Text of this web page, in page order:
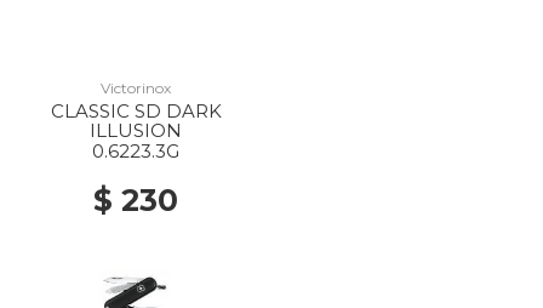
Victorinox
CLASSIC SD DARK
ILLUSION
0.6223.3G
$ 230